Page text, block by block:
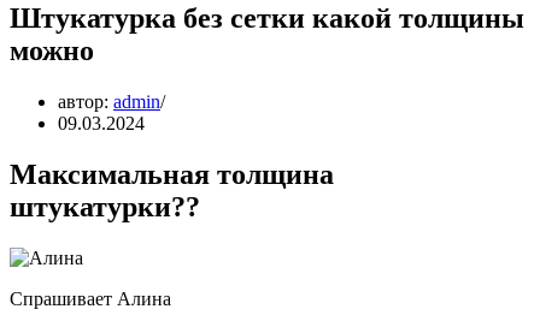
Штукатурка без сетки какой толщины
можно
автор: admin
09.03.2024
Максимальная толщина
штукатурки??
Спрашивает Алина